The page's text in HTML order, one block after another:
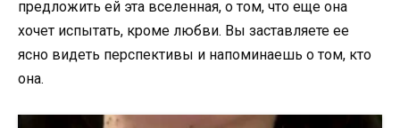
предложить ей эта вселенная, о том, что еще она
хочет испытать, кроме любви. Вы заставляете ее
ясно видеть перспективы и напоминаешь о том, кто
она.